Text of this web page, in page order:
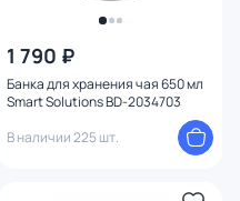
1 790 ₽
Банка для хранения чая 650 мл
Smart Solutions BD-2034703
В наличии 225 шт.